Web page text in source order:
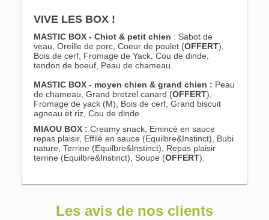
VIVE LES BOX !
MASTIC BOX - Chiot & petit chien : Sabot de
veau, Oreille de porc, Coeur de poulet (OFFERT),
Bois de cerf, Fromage de Yack, Cou de dinde,
tendon de boeuf, Peau de chameau.
MASTIC BOX - moyen chien & grand chien : Peau
de chameau, Grand bretzel canard (OFFERT),
Fromage de yack (M), Bois de cerf, Grand biscuit
agneau et riz, Cou de dinde.
MIAOU BOX : Creamy snack, Emincé en sauce
repas plaisir, Effilé en sauce (Equilbre&Instinct), Bubi
nature, Terrine (Equilbre&Instinct), Repas plaisir
terrine (Equilbre&Instinct), Soupe (OFFERT).
Les avis de nos clients